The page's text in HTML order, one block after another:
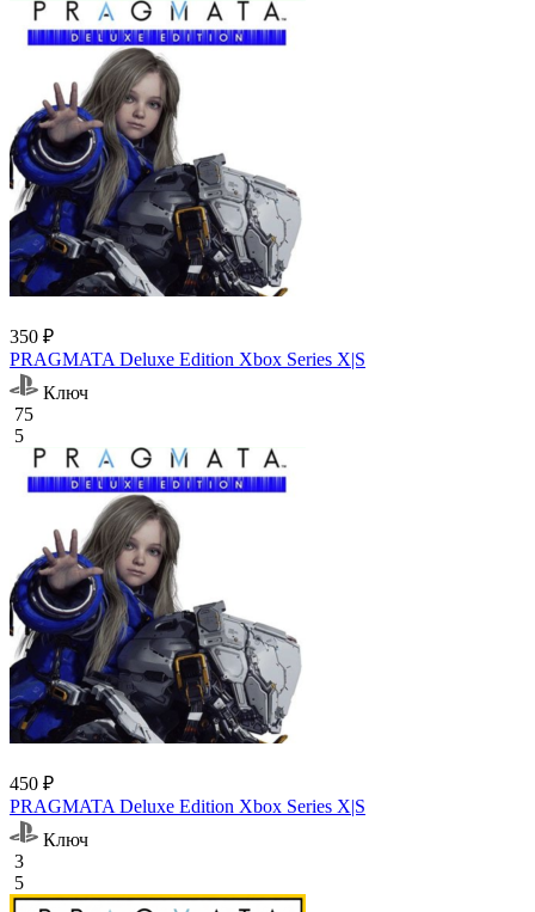
350 ₽
PRAGMATA Deluxe Edition Xbox Series X|S
Ключ
75
5
450 ₽
PRAGMATA Deluxe Edition Xbox Series X|S
Ключ
3
5